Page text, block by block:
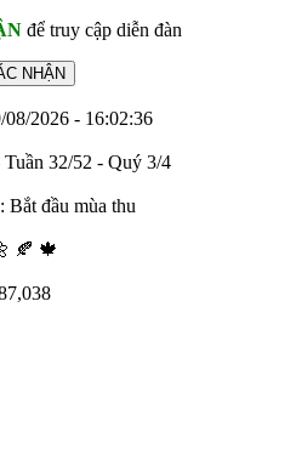
để truy cập diễn đàn
2026 - 16:02:36
32/52 - Quý 3/4
đầu mùa thu
🍂 🍁